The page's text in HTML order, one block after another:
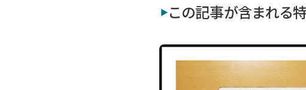
この記事が含まれる